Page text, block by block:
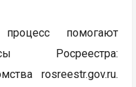
помогают
Росреестра:
rosreestr.gov.ru.